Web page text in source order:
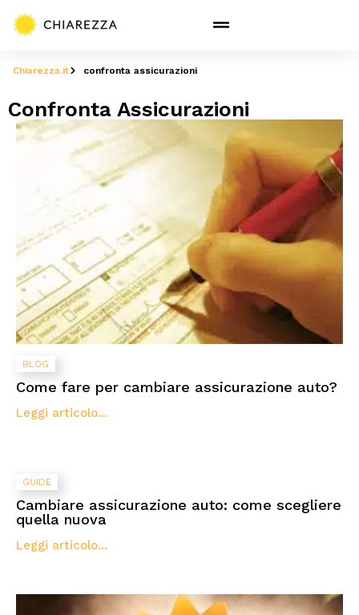
Chiarezza.it confronta assicurazioni
Confronta Assicurazioni
BLOG
Come fare per cambiare assicurazione auto?
Leggi articolo...
GUIDE
Cambiare assicurazione auto: come scegliere
quella nuova
Leggi articolo...